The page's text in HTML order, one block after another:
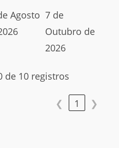
Agosto 7 de
Outubro de
2026
de 10 registros
❮ 1 ❯